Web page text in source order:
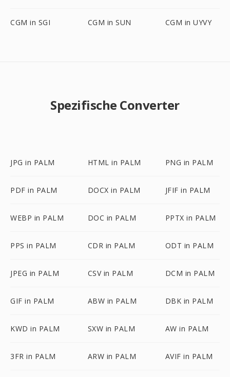
CGM in SGI CGM in SUN CGM in UYVY
Spezifische Converter
JPG in PALM HTML in PALM PNG in PALM
PDF in PALM DOCX in PALM JFIF in PALM
WEBP in PALM DOC in PALM PPTX in PALM
PPS in PALM CDR in PALM ODT in PALM
JPEG in PALM CSV in PALM DCM in PALM
GIF in PALM ABW in PALM DBK in PALM
KWD in PALM SXW in PALM AW in PALM
3FR in PALM ARW in PALM AVIF in PALM